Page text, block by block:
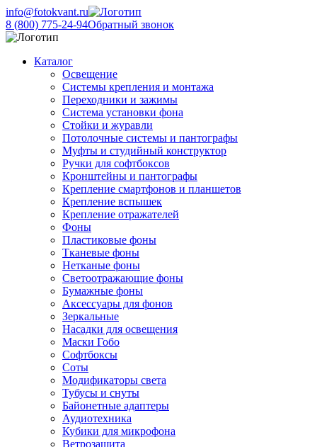
info@fotokvant.ru
8 (800) 775-24-94Обратный звонок
Каталог
Освещение
Системы крепления и монтажа
Переходники и зажимы
Система установки фона
Стойки и журавли
Потолочные системы и пантографы
Муфты и студийный конструктор
Ручки для софтбоксов
Кронштейны и пантографы
Крепление смартфонов и планшетов
Крепление вспышек
Крепление отражателей
Фоны
Пластиковые фоны
Тканевые фоны
Нетканые фоны
Светоотражающие фоны
Бумажные фоны
Аксессуары для фонов
Зеркальные
Насадки для освещения
Маски Гобо
Софтбоксы
Соты
Модификаторы света
Тубусы и снуты
Байонетные адаптеры
Аудиотехника
Кубики для микрофона
Ветрозащита